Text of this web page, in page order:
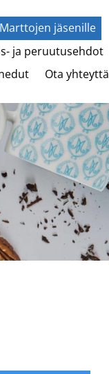
jäsenille
ja peruutusehdot
Ota yhteyttä